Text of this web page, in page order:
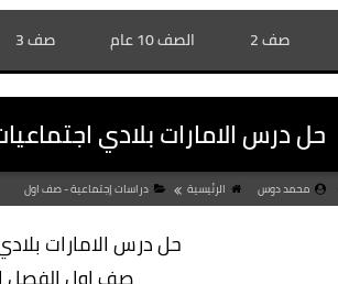
الرئيسيةصف 2 الصف 10 عام صف 3
حل درس الامارات بلادي
محمد دوس الرئيسية دراسات إجتماعية - صف اول
حل درس الامارات